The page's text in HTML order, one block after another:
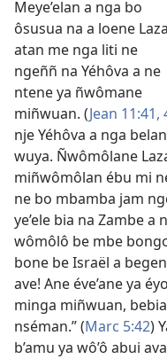
Meye’elan a nga bo
ôsusua na a loene
atan me nga liti ne
ngeññ na Yéhôva a ne
ntene ya ñwômane
miñwuan. (Jean 11:41,
nje Yéhôva a nga
wuya. Ñwômôlane
miñwômôlan ébu mi
ne bo mbamba jam
ye’ele bia na Zambe
wômôlô be mbe
bone be Israël a
ave! Ane éve’ane ya
minga miñwuan,
nséman.” (Marc 5:42)
b’amu ya wô’ô abui